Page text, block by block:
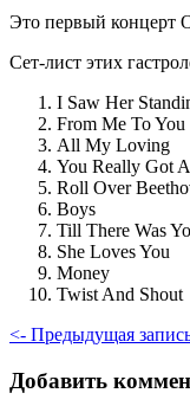
Это первый концерт
Сет-лист этих
I Saw Her
From Me To You
All My Loving
You Really Got
Roll Over
Boys
Till There Was
She Loves You
Money
Twist And Shout
<- Предыдущая
Добавить